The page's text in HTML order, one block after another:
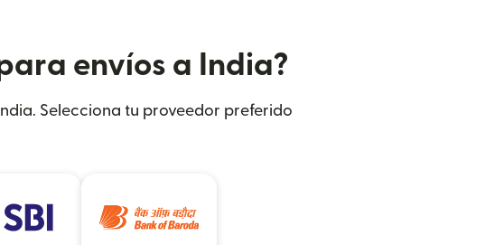
envíos a India?
Selecciona tu proveedor preferido